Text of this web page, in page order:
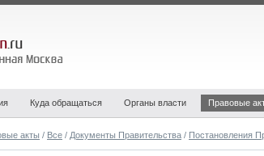
Куда обращаться Органы власти Правовые
акты / Все / Документы Правительства / Постановления